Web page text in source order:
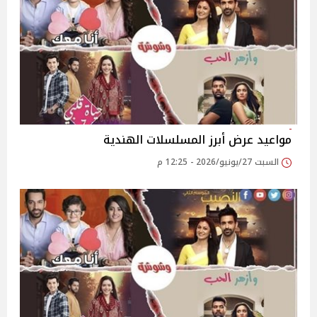
مواعيد عرض أبرز المسلسلات الهندية
السبت 27/يونيو/2026 - 12:25 م